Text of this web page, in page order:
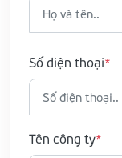
Số điện thoại
Tên công ty